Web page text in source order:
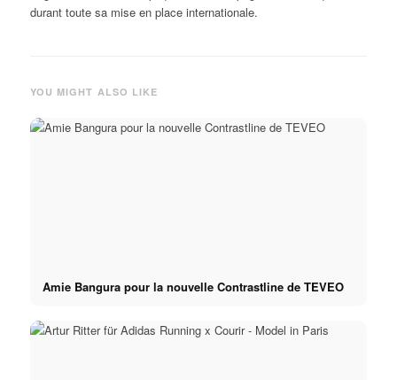
durant toute sa mise en place internationale.
YOU MIGHT ALSO LIKE
Amie Bangura pour la nouvelle Contrastline de TEVEO